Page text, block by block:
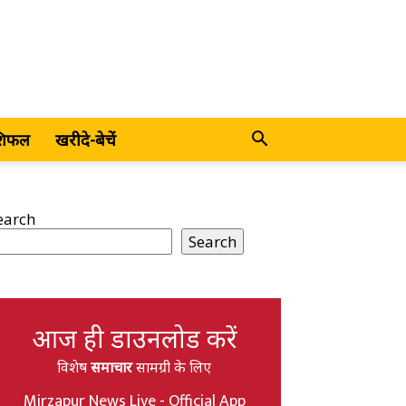
खरीदे-बेचें
Search
आज ही डाउनलोड करें
विशेषसमाचारसामग्री के लिए